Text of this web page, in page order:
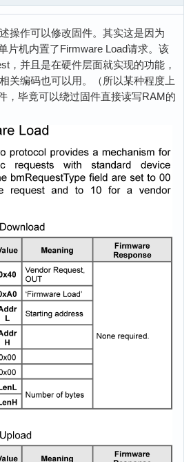
操作可以修改固件。其实这是因为
片机内置了Firmware Load请求。该
，并且是在硬件层面就实现的功能，
关编码也可以用。（所以某种程度上
，毕竟可以绕过固件直接读写RAM的